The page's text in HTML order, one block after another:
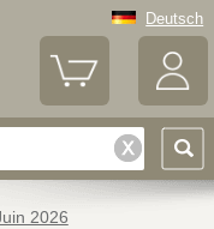
Deutsch
2026